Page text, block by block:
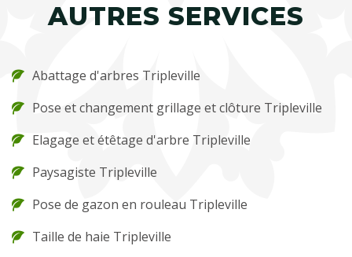
AUTRES SERVICES
Abattage d'arbres Tripleville
Pose et changement grillage et clôture Tripleville
Elagage et étêtage d'arbre Tripleville
Paysagiste Tripleville
Pose de gazon en rouleau Tripleville
Taille de haie Tripleville